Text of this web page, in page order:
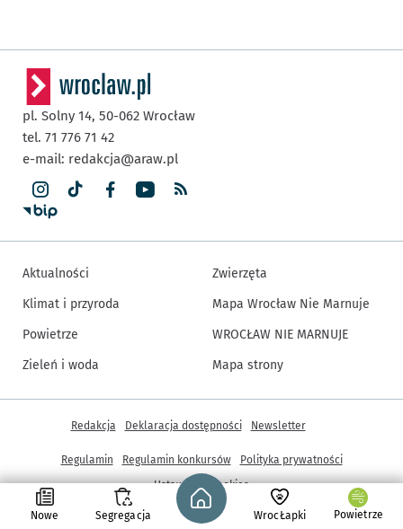
Nowe Segregacja
Strona główna - wroclaw.pl
WrocŁapki Powietrze
pl. Solny 14, 50-062 Wrocław
tel. 71 776 71 42
e-mail: redakcja@araw.pl
Aktualności
Klimat i przyroda
Powietrze
Zieleń i woda
Zwierzęta
Mapa Wrocław Nie Marnuje
WROCŁAW NIE MARNUJE
Mapa strony
© Copyright 2005-2026, ARAW S.A., Gmina Wrocław
Inne informacje
Redakcja Deklaracja dostępności Newsletter
Regulamin Regulamin konkursów
Polityka prywatności
Ustawienia cookies